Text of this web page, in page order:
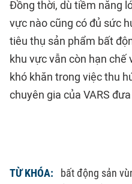
Đồng thời, dù tiềm năng
vực nào cũng có đủ sức
tiêu thụ sản phẩm bất
khu vực vẫn còn hạn chế
khó khăn trong việc thu
chuyên gia của VARS
TỪ KHÓA:
bất động sản